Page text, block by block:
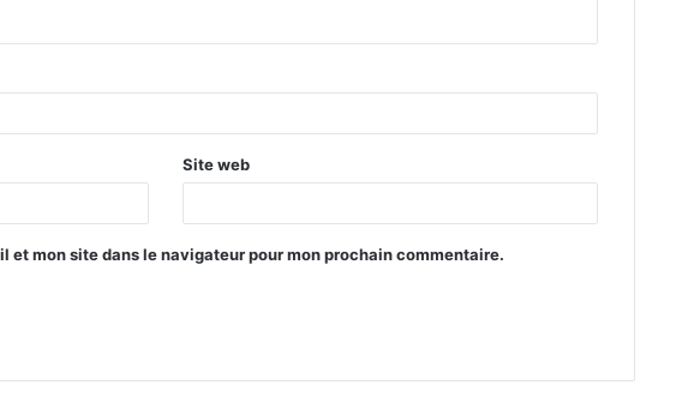
Site web
et mon site dans le navigateur pour mon prochain commentaire.